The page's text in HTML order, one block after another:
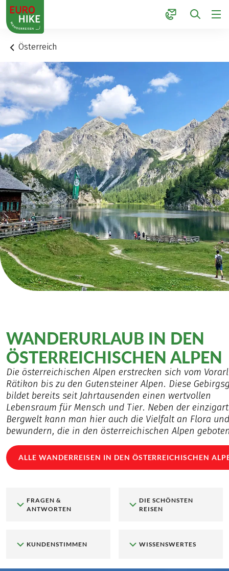
1
Österreich
WANDERURLAUB IN DEN
ÖSTERREICHISCHEN ALPEN
Die österreichischen Alpen erstrecken sich vom
Rätikon bis zu den Gutensteiner Alpen. Diese
bildet bereits seit Jahrtausenden einen wertvollen
Lebensraum für Mensch und Tier. Neben der
Bergwelt kann man hier auch die Vielfalt an Flora
bewundern, die in den österreichischen Alpen
ALLE WANDERREISEN IN DEN ÖSTERREICHISCHEN
FRAGEN &
ANTWORTEN
DIE SCHÖNSTEN
REISEN
KUNDENSTIMMEN WISSENSWERTES